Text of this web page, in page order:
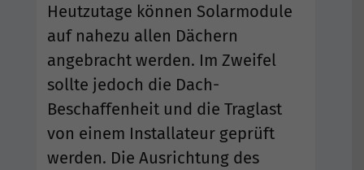
Heutzutage können Solarmodule
auf nahezu allen Dächern
angebracht werden. Im Zweifel
sollte jedoch die Dach-
Beschaffenheit und die Traglast
von einem Installateur geprüft
werden. Die Ausrichtung des